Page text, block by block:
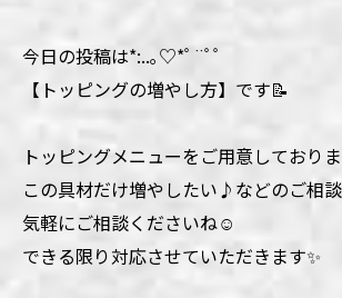
今日の投稿は*:..｡♡*ﾟ¨ﾟﾟ
【トッピングの増やし方】です📝
トッピングメニューをご用意しており
この具材だけ増やしたい♪などのご相
気軽にご相談くださいね☺️
できる限り対応させていただきます✨